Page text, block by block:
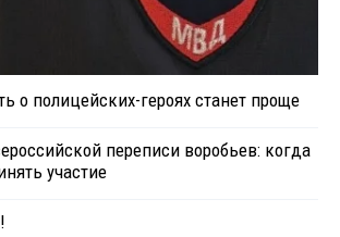
о полицейских-героях станет проще
переписи воробьев: когда
участие